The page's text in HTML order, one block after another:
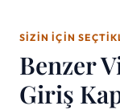
SIZIN İÇIN
Benzer
Giriş